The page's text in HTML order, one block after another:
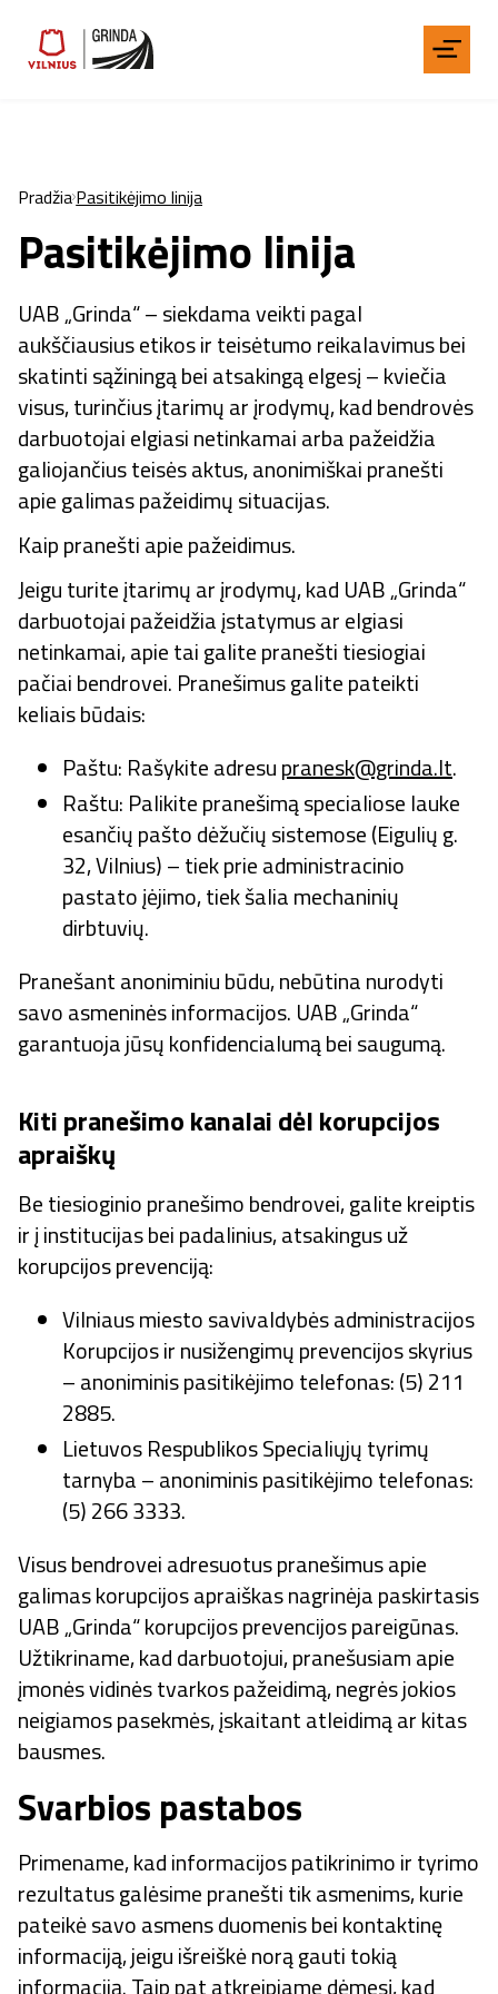
PradžiaPasitikėjimo linija
Pasitikėjimo linija
UAB „Grinda“ – siekdama veikti pagal
aukščiausius etikos ir teisėtumo reikalavimus bei
skatinti sąžiningą bei atsakingą elgesį – kviečia
visus, turinčius įtarimų ar įrodymų, kad bendrovės
darbuotojai elgiasi netinkamai arba pažeidžia
galiojančius teisės aktus, anonimiškai pranešti
apie galimas pažeidimų situacijas.
Kaip pranešti apie pažeidimus.
Jeigu turite įtarimų ar įrodymų, kad UAB „Grinda“
darbuotojai pažeidžia įstatymus ar elgiasi
netinkamai, apie tai galite pranešti tiesiogiai
pačiai bendrovei. Pranešimus galite pateikti
keliais būdais:
Paštu: Rašykite adresupranesk@grinda.lt.
Raštu: Palikite pranešimą specialiose lauke
esančių pašto dėžučių sistemose (Eigulių g.
32, Vilnius) – tiek prie administracinio
pastato įėjimo, tiek šalia mechaninių
dirbtuvių.
Pranešant anoniminiu būdu, nebūtina nurodyti
savo asmeninės informacijos. UAB „Grinda“
garantuoja jūsų konfidencialumą bei saugumą.
Kiti pranešimo kanalai dėl korupcijos
apraiškų
Be tiesioginio pranešimo bendrovei, galite kreiptis
ir į institucijas bei padalinius, atsakingus už
korupcijos prevenciją:
Vilniaus miesto savivaldybės administracijos
Korupcijos ir nusižengimų prevencijos skyrius
– anoniminis pasitikėjimo telefonas: (5) 211
2885.
Lietuvos Respublikos Specialiųjų tyrimų
tarnyba – anoniminis pasitikėjimo telefonas:
(5) 266 3333.
Visus bendrovei adresuotus pranešimus apie
galimas korupcijos apraiškas nagrinėja paskirtasis
UAB „Grinda“ korupcijos prevencijos pareigūnas.
Užtikriname, kad darbuotojui, pranešusiam apie
įmonės vidinės tvarkos pažeidimą, negrės jokios
neigiamos pasekmės, įskaitant atleidimą ar kitas
bausmes.
Svarbios pastabos
Primename, kad informacijos patikrinimo ir tyrimo
rezultatus galėsime pranešti tik asmenims, kurie
pateikė savo asmens duomenis bei kontaktinę
informaciją, jeigu išreiškė norą gauti tokią
informaciją. Taip pat atkreipiame dėmesį, kad